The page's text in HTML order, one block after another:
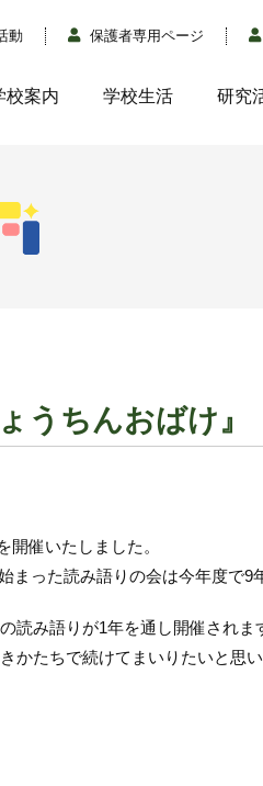
動 保護者専用ページ
校案内 学校生活 研究
うちんおばけ』
催いたしました。
った読み語りの会は今年度で9
読み語りが1年を通し開催されま
かたちで続けてまいりたいと思い